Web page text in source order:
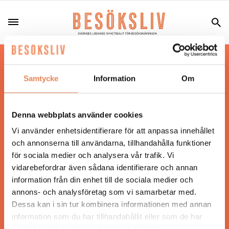
Samtycke Information Om
Denna webbplats använder cookies
Vi använder enhetsidentifierare för att anpassa innehållet
och annonserna till användarna, tillhandahålla funktioner
för sociala medier och analysera vår trafik. Vi
vidarebefordrar även sådana identifierare och annan
information från din enhet till de sociala medier och
annons- och analysföretag som vi samarbetar med.
Dessa kan i sin tur kombinera informationen med annan
information som du har tillhandahållit eller som de har
Hos oss läser du landets mest uppdaterade
nyheter och snackisar inom besöksnäringen.
Besöksliv i sin tryckta form är ett affärsmagasin
Tidningen ges ut avVisita
ANSVARIG UTGIVARE
Jonas Siljhammar
UPPHOVSRÄTT